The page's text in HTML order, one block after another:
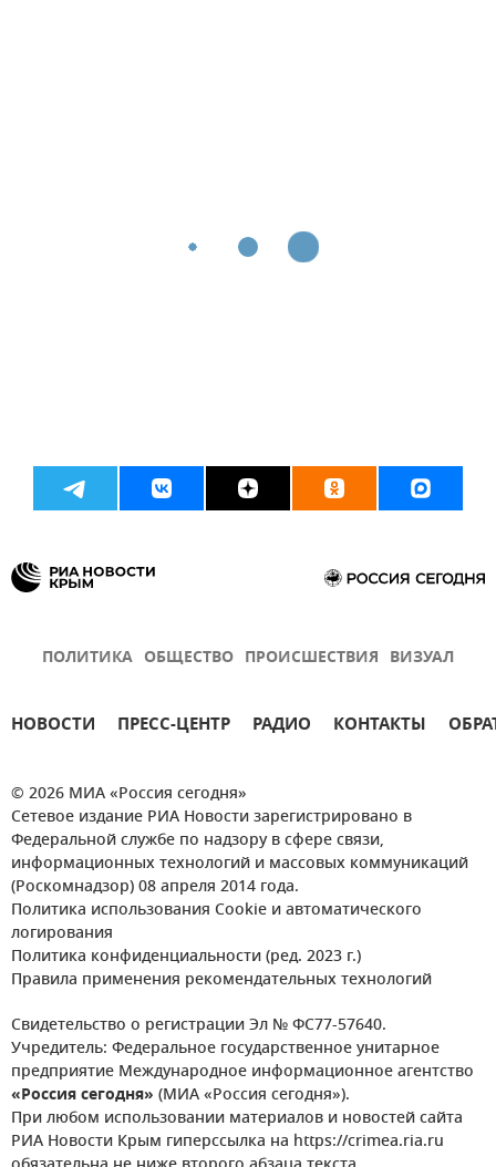
ПОЛИТИКА ОБЩЕСТВО ПРОИСШЕСТВИЯ ВИЗУАЛ
НОВОСТИ ПРЕСС-ЦЕНТР РАДИО КОНТАКТЫ
© 2026 МИА «Россия сегодня»
Сетевое издание РИА Новости зарегистрировано в
Федеральной службе по надзору в сфере связи,
информационных технологий и массовых коммуникаций
(Роскомнадзор) 08 апреля 2014 года.
Политика использования Cookie и автоматического
логирования
Политика конфиденциальности (ред. 2023 г.)
Правила применения рекомендательных технологий
Свидетельство о регистрации Эл № ФС77-57640.
Учредитель: Федеральное государственное унитарное
предприятие Международное информационное агентство
«Россия сегодня» (МИА «Россия сегодня»).
При любом использовании материалов и новостей сайта
РИА Новости Крым гиперссылка на https://crimea.ria.ru